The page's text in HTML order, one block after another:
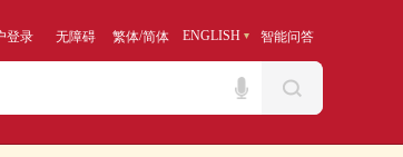
登录 无障碍 繁体/简体 ENGLISH 智能问答